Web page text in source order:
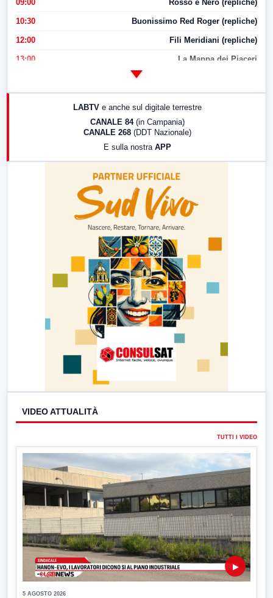
09:00 Rosso e Nero (repliche)
10:30 Buonissimo Red Roger (repliche)
12:00 Fili Meridiani (repliche)
13:00 La Mappa dei Piaceri
LABTV e anche sul digitale terrestre
CANALE 84 (in Campania)
CANALE 268 (DDT Nazionale)
E sulla nostra APP
VIDEO ATTUALITÀ
TUTTI I VIDEO
▶
5 AGOSTO 2026